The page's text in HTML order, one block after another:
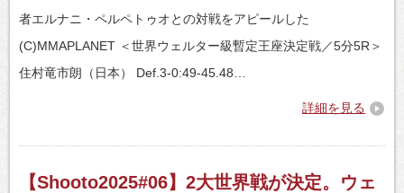
者エルナニ・ペルペトゥオとの対戦をアピールした
(C)MMAPLANET ＜世界ウェルター級暫定王座決定戦／5分5R＞
住村竜市朗（日本） Def.3-0:49-45.48…
詳細を見る
【Shooto2025#06】2大世界戦が決定。ウェ